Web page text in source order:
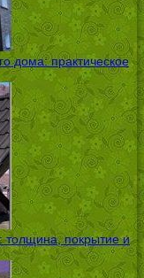
дома: практическое
толщина, покрытие и